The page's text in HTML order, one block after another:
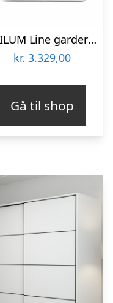
TVILUM Line garderobeskab, m. 2 skydelåger og 4 skuffer – hvid folie
kr. 3.329,00
Gå til shop